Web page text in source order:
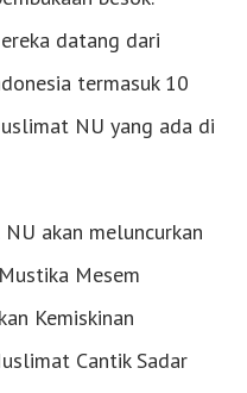
datang dari
termasuk 10
NU yang ada di
akan meluncurkan
Mesem
Kemiskinan
Cantik Sadar